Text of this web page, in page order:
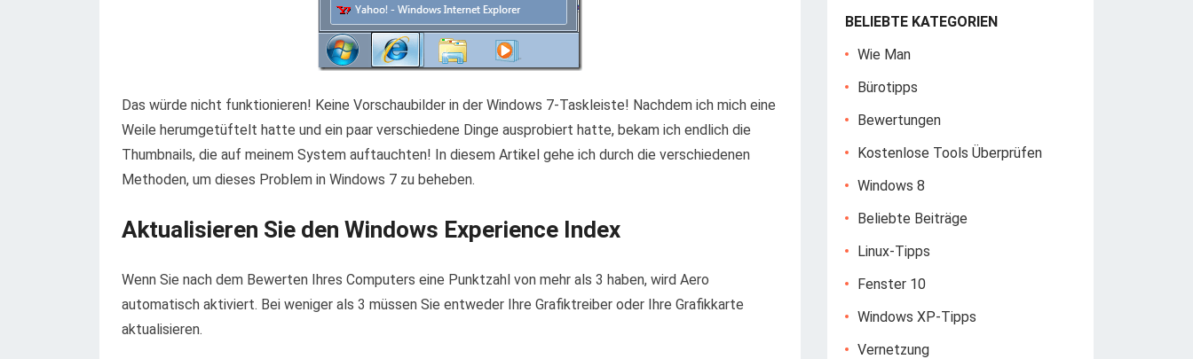
Das würde nicht funktionieren! Keine Vorschaubilder in der Windows 7-Taskleiste! Nachdem ich mich eine
Weile herumgetüftelt hatte und ein paar verschiedene Dinge ausprobiert hatte, bekam ich endlich die
Thumbnails, die auf meinem System auftauchten! In diesem Artikel gehe ich durch die verschiedenen
Methoden, um dieses Problem in Windows 7 zu beheben.
Aktualisieren Sie den Windows Experience Index
Wenn Sie nach dem Bewerten Ihres Computers eine Punktzahl von mehr als 3 haben, wird Aero
automatisch aktiviert. Bei weniger als 3 müssen Sie entweder Ihre Grafiktreiber oder Ihre Grafikkarte
aktualisieren.
BELIEBTE KATEGORIEN
Wie Man
Bürotipps
Bewertungen
Kostenlose Tools Überprüfen
Windows 8
Beliebte Beiträge
Linux-Tipps
Fenster 10
Windows XP-Tipps
Vernetzung